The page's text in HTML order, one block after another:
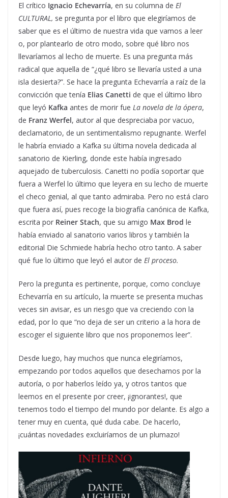
El crítico Ignacio Echevarría, en su columna de El
CULTURAL, se pregunta por el libro que elegiríamos de
saber que es el último de nuestra vida que vamos a leer
o, por plantearlo de otro modo, sobre qué libro nos
llevaríamos al lecho de muerte. Es una pregunta más
radical que aquella de “¿qué libro se llevaría usted a una
isla desierta?”. Se hace la pregunta Echevarría a raíz de la
convicción que tenía Elias Canetti de que el último libro
que leyó Kafka antes de morir fue La novela de la ópera,
de Franz Werfel, autor al que despreciaba por vacuo,
declamatorio, de un sentimentalismo repugnante. Werfel
le habría enviado a Kafka su última novela dedicada al
sanatorio de Kierling, donde este había ingresado
aquejado de tuberculosis. Canetti no podía soportar que
fuera a Werfel lo último que leyera en su lecho de muerte
el checo genial, al que tanto admiraba. Pero no está claro
que fuera así, pues recoge la biografía canónica de Kafka,
escrita por Reiner Stach, que su amigo Max Brod le
había enviado al sanatorio varios libros y también la
editorial Die Schmiede habría hecho otro tanto. A saber
qué fue lo último que leyó el autor de El proceso.
Pero la pregunta es pertinente, porque, como concluye
Echevarría en su artículo, la muerte se presenta muchas
veces sin avisar, es un riesgo que va creciendo con la
edad, por lo que “no deja de ser un criterio a la hora de
escoger el siguiente libro que nos proponemos leer”.
Desde luego, hay muchos que nunca elegiríamos,
empezando por todos aquellos que desechamos por la
autoría, o por haberlos leído ya, y otros tantos que
leemos en el presente por creer, ¡ignorantes!, que
tenemos todo el tiempo del mundo por delante. Es algo a
tener muy en cuenta, qué duda cabe. De hacerlo,
¡cuántas novedades excluiríamos de un plumazo!